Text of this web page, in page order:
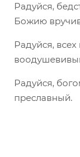
Радуйся,
Божию
Радуйся,
Радуйся,
преславный.